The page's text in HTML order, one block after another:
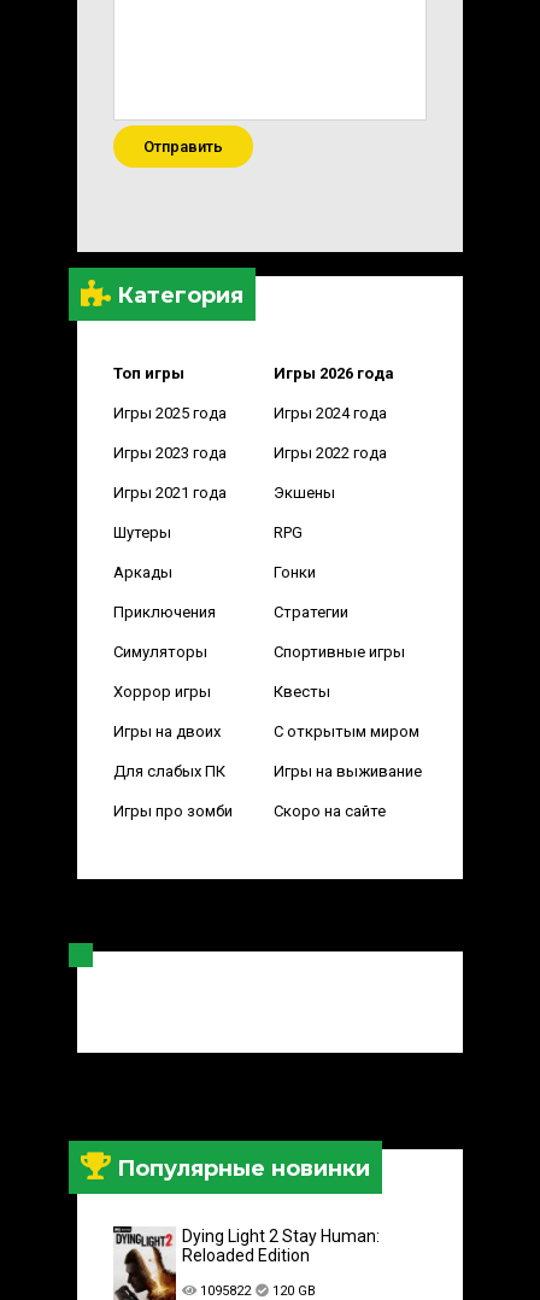
Категория
Топ игры Игры 2026 года
Игры 2025 года Игры 2024 года
Игры 2023 года Игры 2022 года
Игры 2021 года Экшены
Шутеры RPG
Аркады Гонки
Приключения Стратегии
Симуляторы Спортивные игры
Хоррор игры Квесты
Игры на двоих С открытым миром
Для слабых ПК Игры на выживание
Игры про зомби Скоро на сайте
Популярные новинки
Dying Light 2 Stay Human:
Reloaded Edition
1095822 120 GB
Отправить